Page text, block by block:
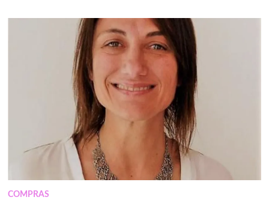
CLAVES
COMPRAS